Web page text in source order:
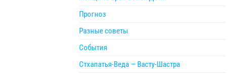
Прогноз
Разные советы
События
Стхапатья-Веда — Васту-Шастра